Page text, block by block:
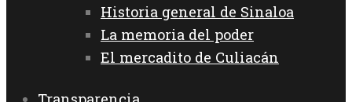
Historia general de Sinaloa
La memoria del poder
El mercadito de Culiacán